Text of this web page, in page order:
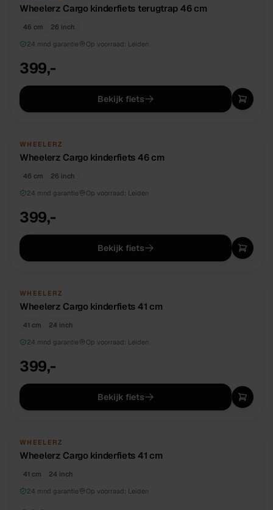
Wheelerz Cargo kinderfiets terugtrap 46 cm
46 cm
26 inch
24 mnd garantie
Op voorraad: Leiden
399,-
Bekijk fiets
NIEUW
WHEELERZ
Wheelerz Cargo kinderfiets 46 cm
46 cm
26 inch
24 mnd garantie
Op voorraad: Leiden
399,-
Bekijk fiets
NIEUW
WHEELERZ
Wheelerz Cargo kinderfiets 41 cm
41 cm
24 inch
24 mnd garantie
Op voorraad: Leiden
399,-
Bekijk fiets
NIEUW
WHEELERZ
Wheelerz Cargo kinderfiets 41 cm
41 cm
24 inch
24 mnd garantie
Op voorraad: Leiden